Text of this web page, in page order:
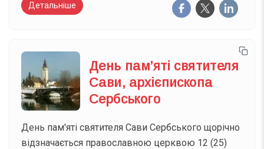
Детальніше
День пам’яті святителя
Сави, архієпископа
Сербського
День пам'яті святителя Сави Сербського щорічно
відзначається православною церквою 12 (25)